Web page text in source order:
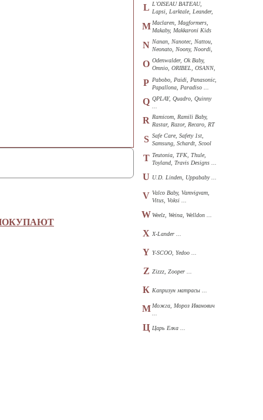
L L'OISEAU BATEAU,
Lapsi, Larktale, Leander,
M Maclaren, Magformers,
Makaby, Makkaroni Kids
N Nanan, Nanotec, Nattou,
Neonato, Noony, Noordi,
O Odenwalder, Ok Baby,
Omnio, ORIBEL, OSANN,
P Pabobo, Paidi, Panasonic,
Papallona, Paradiso ...
Q QPLAY, Quadro, Quinny
R Ramicom, Ramili Baby,
Rastar, Razor, Recaro, RT
S Safe Care, Safety 1st,
Samsung, Schardt, Scool
T Teutonia, TFK, Thule,
Toyland, Travis Designs ...
U U.D. Linden, Uppababy ...
V Valco Baby, Vamvigvam,
Vitus, Voksi ...
WWeelz, Weina, Welldon ...
X X-Lander ...
Y Y-SCOO, Yedoo ...
Z Zizzz, Zooper ...
К Капризун матрасы ...
М Можга, Мороз Иванович
Ц Царь Елка ...